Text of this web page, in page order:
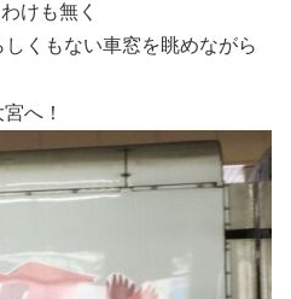
けも無く
くもない車窓を眺めながら
へ！